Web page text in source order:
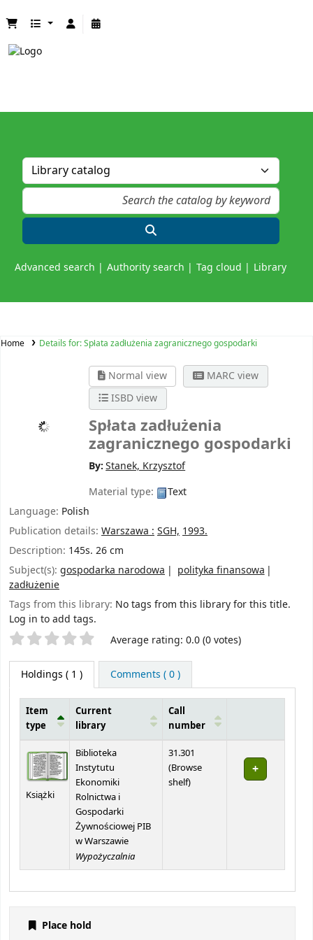
Advanced search Authority search Tag cloud Library
Home Details for:Spłata zadłużenia zagranicznego gospodarki
Normal view
MARC view
ISBD view
Spłata zadłużenia
zagranicznego gospodarki
By:Stanek, Krzysztof
Material type:
Text
Language: Polish
Publication details: Warszawa :SGH,1993.
Description: 145s. 26 cm
Subject(s): gospodarka narodowa
polityka finansowa
zadłużenie
Tags from this library: No tags from this library for this title.
Log in to add tags.
Star ratings Average rating: 0.0 (0 votes)
Holdings ( 1 ) Comments ( 0 )
Item
type
Current
library
Call
number
Książki
Biblioteka
Instytutu
Ekonomiki
Rolnictwa i
Gospodarki
Żywnościowej PIB
w Warszawie
Wypożyczalnia
31.301
(Browse
shelf(Opens below)
)
Place hold